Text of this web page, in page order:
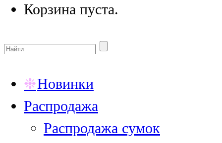
Корзина пуста.
Новинки
Распродажа
Распродажа сумок